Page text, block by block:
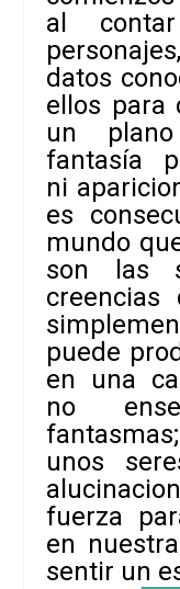
al
datos
ellos para
un
fantasía
ni
es
mundo
son las
creencias
puede
en una
no
unos
fuerza
en
sentir un